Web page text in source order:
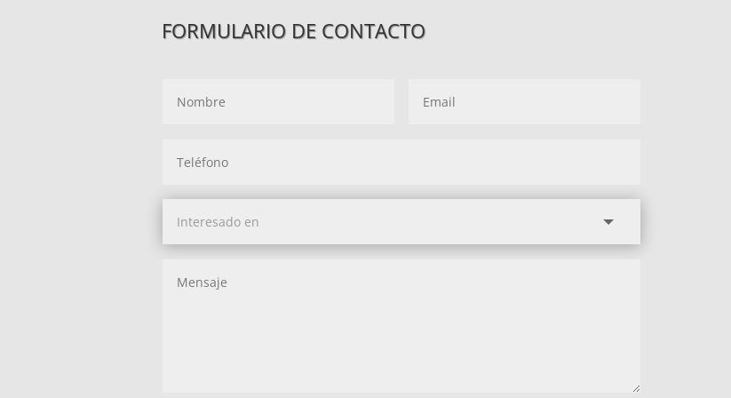
FORMULARIO DE CONTACTO